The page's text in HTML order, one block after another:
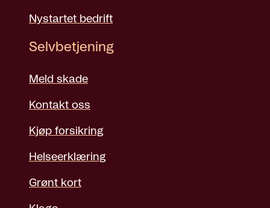
Nystartet bedrift
Selvbetjening
Meld skade
Kontakt oss
Kjøp forsikring
Helseerklæring
Grønt kort